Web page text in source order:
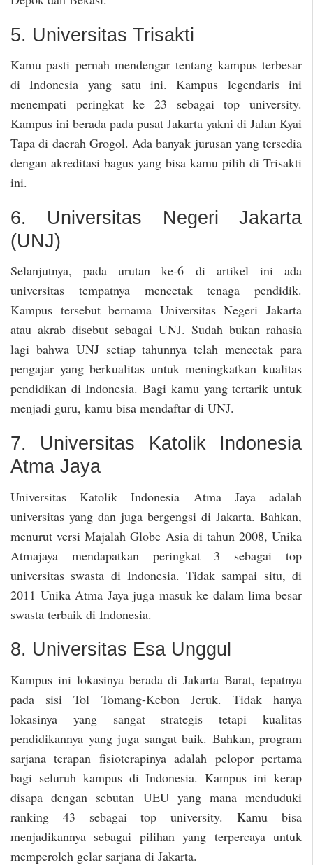
5. Universitas Trisakti
Kamu pasti pernah mendengar tentang kampus terbesar
di Indonesia yang satu ini. Kampus legendaris ini
menempati peringkat ke 23 sebagai top university.
Kampus ini berada pada pusat Jakarta yakni di Jalan Kyai
Tapa di daerah Grogol. Ada banyak jurusan yang tersedia
dengan akreditasi bagus yang bisa kamu pilih di Trisakti
ini.
6. Universitas Negeri Jakarta
(UNJ)
Selanjutnya, pada urutan ke-6 di artikel ini ada
universitas tempatnya mencetak tenaga pendidik.
Kampus tersebut bernama Universitas Negeri Jakarta
atau akrab disebut sebagai UNJ. Sudah bukan rahasia
lagi bahwa UNJ setiap tahunnya telah mencetak para
pengajar yang berkualitas untuk meningkatkan kualitas
pendidikan di Indonesia. Bagi kamu yang tertarik untuk
menjadi guru, kamu bisa mendaftar di UNJ.
7. Universitas Katolik Indonesia
Atma Jaya
Universitas Katolik Indonesia Atma Jaya adalah
universitas yang dan juga bergengsi di Jakarta. Bahkan,
menurut versi Majalah Globe Asia di tahun 2008, Unika
Atmajaya mendapatkan peringkat 3 sebagai top
universitas swasta di Indonesia. Tidak sampai situ, di
2011 Unika Atma Jaya juga masuk ke dalam lima besar
swasta terbaik di Indonesia.
8. Universitas Esa Unggul
Kampus ini lokasinya berada di Jakarta Barat, tepatnya
pada sisi Tol Tomang-Kebon Jeruk. Tidak hanya
lokasinya yang sangat strategis tetapi kualitas
pendidikannya yang juga sangat baik. Bahkan, program
sarjana terapan fisioterapinya adalah pelopor pertama
bagi seluruh kampus di Indonesia. Kampus ini kerap
disapa dengan sebutan UEU yang mana menduduki
ranking 43 sebagai top university. Kamu bisa
menjadikannya sebagai pilihan yang terpercaya untuk
memperoleh gelar sarjana di Jakarta.